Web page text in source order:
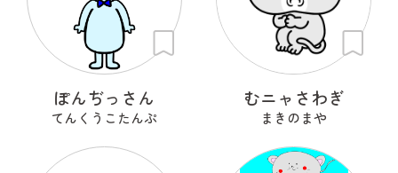
ぽんぢっさん
てんくうこたんぷ
むニャさわぎ
まきのまや